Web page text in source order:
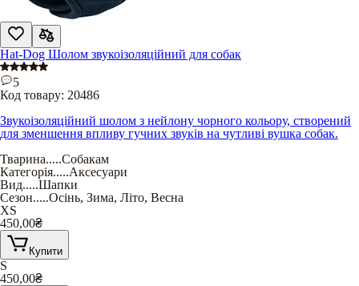
Hat-Dog Шолом звукоізоляційний для собак
5
Код товару: 20486
Звукоізоляційний шолом з нейлону чорного кольору, створений
для зменшення впливу гучних звуків на чутливі вушка собак.
Тварина.....Собакам
Категорія.....Аксесуари
Вид.....Шапки
Сезон.....Осінь, Зима, Літо, Весна
XS
450,00₴
Купити
S
450,00₴